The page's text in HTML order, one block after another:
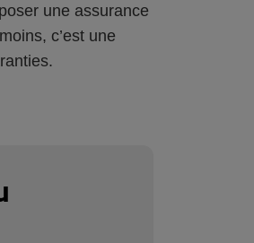
une assurance
c’est une